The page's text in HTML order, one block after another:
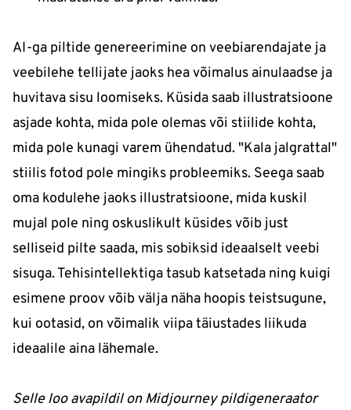
AI-ga piltide genereerimine on veebiarendajate ja
veebilehe tellijate jaoks hea võimalus ainulaadse ja
huvitava sisu loomiseks. Küsida saab illustratsioone
asjade kohta, mida pole olemas või stiilide kohta,
mida pole kunagi varem ühendatud. "Kala jalgrattal"
stiilis fotod pole mingiks probleemiks. Seega saab
oma kodulehe jaoks illustratsioone, mida kuskil
mujal pole ning oskuslikult küsides võib just
selliseid pilte saada, mis sobiksid ideaalselt veebi
sisuga. Tehisintellektiga tasub katsetada ning kuigi
esimene proov võib välja näha hoopis teistsugune,
kui ootasid, on võimalik viipa täiustades liikuda
ideaalile aina lähemale.
Selle loo avapildil on Midjourney pildigeneraator